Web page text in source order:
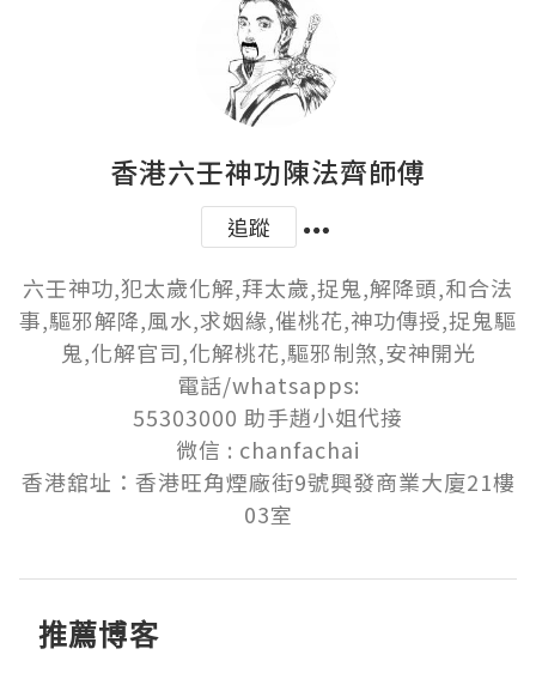
香港六壬神功陳法齊師傅
追蹤
六壬神功,犯太歲化解,拜太歲,捉鬼,解降頭,和合法
事,驅邪解降,風水,求姻緣,催桃花,神功傳授,捉鬼驅
鬼,化解官司,化解桃花,驅邪制煞,安神開光
電話/whatsapps:
55303000 助手趙小姐代接
微信 : chanfachai
香港舘址：香港旺角煙廠街9號興發商業大廈21樓
推薦博客